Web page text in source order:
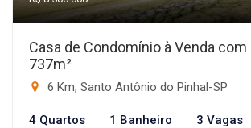
Casa de Condomínio à Venda
737m²
6 Km, Santo Antônio do Pinhal-SP
4 Quartos 1 Banheiro 3 Vagas